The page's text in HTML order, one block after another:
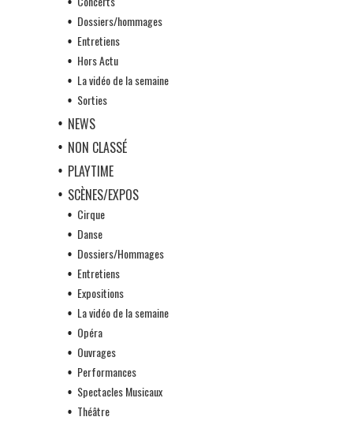
Dossiers/hommages
Entretiens
Hors Actu
La vidéo de la semaine
Sorties
NEWS
NON CLASSÉ
PLAYTIME
SCÈNES/EXPOS
Cirque
Danse
Dossiers/Hommages
Entretiens
Expositions
La vidéo de la semaine
Opéra
Ouvrages
Performances
Spectacles Musicaux
Théâtre